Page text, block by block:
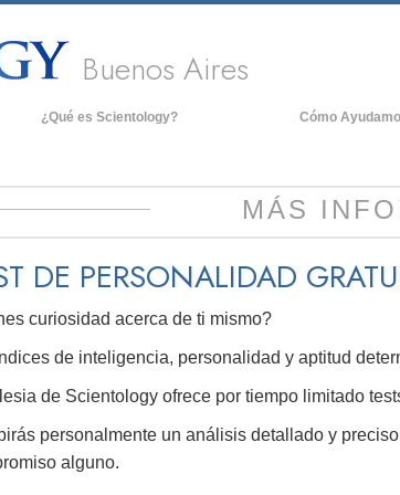
Buenos Aires
¿Qué es Scientology?
a un Scientologist
de una Iglesia
Principios Básicos de Scientology
Introducción a Dianética
y Odio: ¿Qué es Grandeza?
Cómo
MÁS
DE PERSONALIDAD
curiosidad acerca de ti mismo?
de inteligencia, personalidad y aptitud
de Scientology ofrece por tiempo limitado
personalmente un análisis detallado y
alguno.